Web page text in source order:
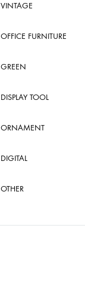
VINTAGE
OFFICE FURNITURE
GREEN
DISPLAY TOOL
ORNAMENT
DIGITAL
OTHER